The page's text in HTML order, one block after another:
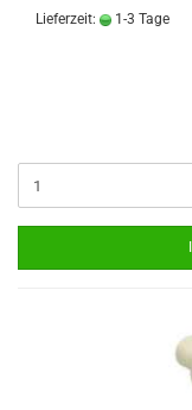
Lieferzeit: 1-3 Tage